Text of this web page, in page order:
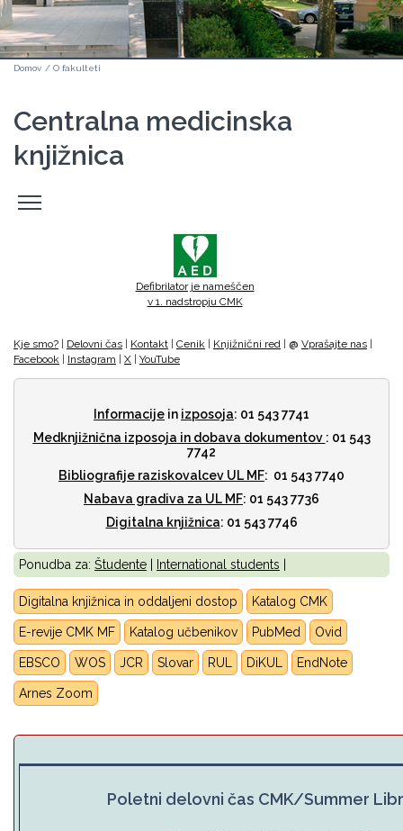
Domov / O fakulteti
Centralna medicinska
knjižnica
Odpri
stranski
Defibrilator je nameščen
v 1. nadstropju CMK
Kje smo? Delovni čas Kontakt Cenik Knjižnični red @ Vprašajte nas
Facebook
Instagram X YouTube
Informacije in izposoja: 01 543 7741
Medknjižnična izposoja in dobava dokumentov : 01 543
7742
Bibliografije raziskovalcev UL MF: 01 543 7740
Nabava gradiva za UL MF: 01 543 7736
Digitalna knjižnica: 01 543 7746
Ponudba za: Študente International students
Digitalna knjižnica in oddaljeni dostop Katalog CMK
E-revije CMK MF Katalog učbenikov PubMed Ovid
EBSCO WOS JCR Slovar RUL DiKUL EndNote
Arnes Zoom
Poletni delovni čas CMK/Summer